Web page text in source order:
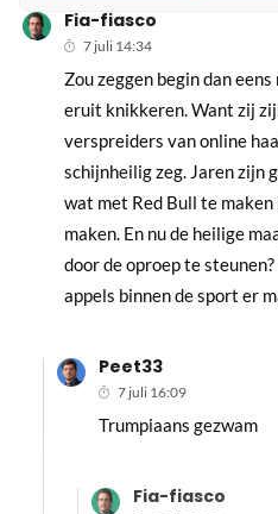
Fia-fiasco
7 juli 14:34
Zou zeggen begin dan
eruit knikkeren. Want zij
verspreiders van online
schijnheilig zeg. Jaren zijn
wat met Red Bull te
maken. En nu de heilige
door de oproep te
appels binnen de sport er
Peet33
7 juli 16:09
Trumpiaans gezwam
Fia-fiasco